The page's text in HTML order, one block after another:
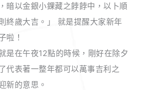
暗以金銀小錁藏之餑餑中，以卜順
終歲大吉。」 就是提醒大家新年
啦！
是在午夜12點的時候，剛好在除夕
代表著一整年都可以萬事吉利之
新的意思。